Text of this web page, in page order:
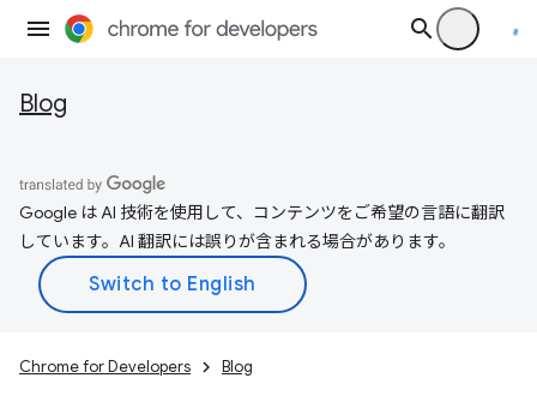
Blog
Google は AI 技術を使用して、コンテンツをご希望の言語に翻訳
しています。AI 翻訳には誤りが含まれる場合があります。
Chrome for Developers Blog